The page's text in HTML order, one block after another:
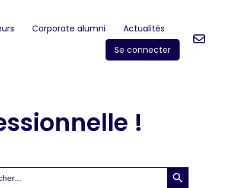
Corporate alumni
Actualités
Se connecter
!
Search Button